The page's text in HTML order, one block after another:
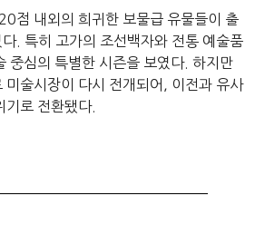
점 내외의 희귀한 보물급 유물들이 출
. 특히 고가의 조선백자와 전통 예술품
중심의 특별한 시즌을 보였다. 하지만
미술시장이 다시 전개되어, 이전과 유사
기로 전환됐다.